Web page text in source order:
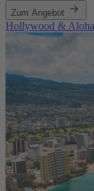
Zum Angebot
Hollywood &